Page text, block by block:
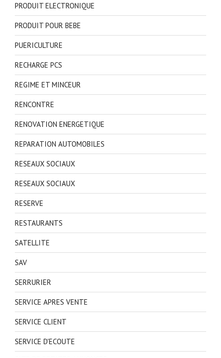
PRODUIT ELECTRONIQUE
PRODUIT POUR BEBE
PUERICULTURE
RECHARGE PCS
REGIME ET MINCEUR
RENCONTRE
RENOVATION ENERGETIQUE
REPARATION AUTOMOBILES
RESEAUX SOCIAUX
RESEAUX SOCIAUX
RESERVE
RESTAURANTS
SATELLITE
SAV
SERRURIER
SERVICE APRES VENTE
SERVICE CLIENT
SERVICE D'ECOUTE